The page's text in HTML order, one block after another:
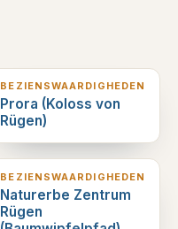
BEZIENSWAARDIGHEDEN
Prora (Koloss von
Rügen)
1 km verderop
BEZIENSWAARDIGHEDEN
Naturerbe Zentrum
Rügen